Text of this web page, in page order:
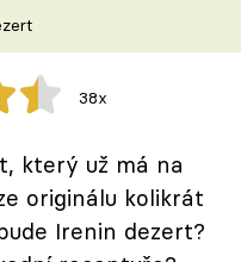
38x
který už má na
originálu kolikrát
Irenin dezert?